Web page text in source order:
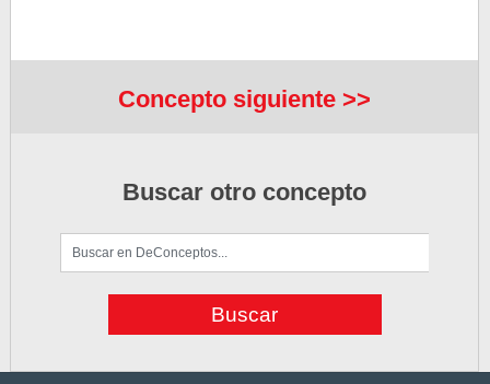
Concepto siguiente >>
Buscar otro concepto